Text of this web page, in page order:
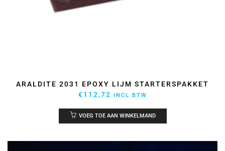
ARALDITE 2031 EPOXY LIJM STARTERSPAKKET
€112,72 INCL BTW
VOEG TOE AAN WINKELMAND